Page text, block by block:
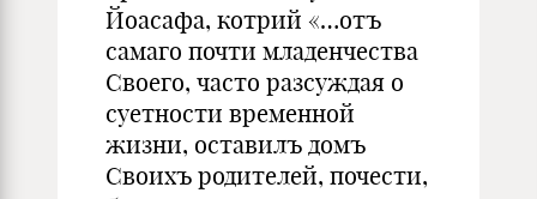
Йоасафа, котрий «…отъ
самаго почти младенчества
Своего, часто разсуждая о
суетности временной
жизни, оставилъ домъ
Своихъ родителей, почести,